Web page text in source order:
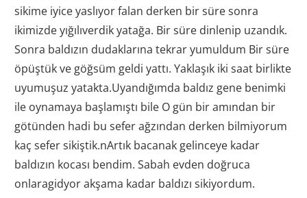
sikime iyice yaslıyor falan derken bir süre sonra
ikimizde yığılıverdik yatağa. Bir süre dinlenip uzandık.
Sonra baldızın dudaklarına tekrar yumuldum Bir süre
öpüştük ve göğsüm geldi yattı. Yaklaşık iki saat birlikte
uyumuşuz yatakta.Uyandığımda baldız gene benimki
ile oynamaya başlamıştı bile O gün bir amından bir
götünden hadi bu sefer ağzından derken bilmiyorum
kaç sefer sikiştik.nArtık bacanak gelinceye kadar
baldızın kocası bendim. Sabah evden doğruca
onlaragidyor akşama kadar baldızı sikiyordum.